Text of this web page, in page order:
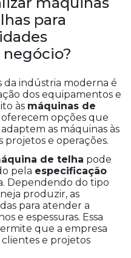
para
negócio?
da indústria moderna é
dos equipamentos e
às máquinas de
opções que
as máquinas às
projetos e operações.
de telha pode
pela especificação
Dependendo do tipo
produzir, as
para atender a
e espessuras. Essa
que a empresa
e projetos